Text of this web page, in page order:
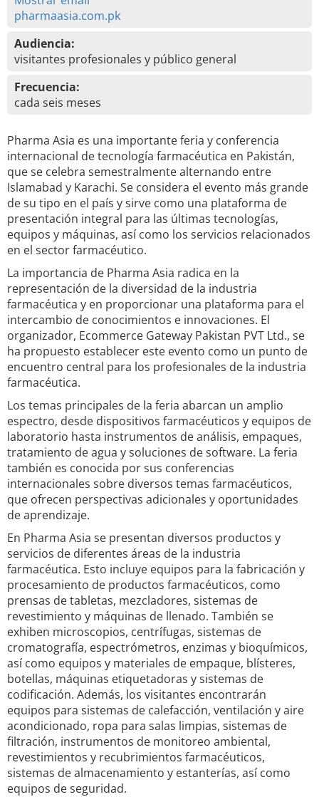
pharmaasia.com.pk
Audiencia:
visitantes profesionales y público general
Frecuencia:
cada seis meses
Pharma Asia es una importante feria y conferencia
internacional de tecnología farmacéutica en Pakistán,
que se celebra semestralmente alternando entre
Islamabad y Karachi. Se considera el evento más grande
de su tipo en el país y sirve como una plataforma de
presentación integral para las últimas tecnologías,
equipos y máquinas, así como los servicios relacionados
en el sector farmacéutico.
La importancia de Pharma Asia radica en la
representación de la diversidad de la industria
farmacéutica y en proporcionar una plataforma para el
intercambio de conocimientos e innovaciones. El
organizador, Ecommerce Gateway Pakistan PVT Ltd., se
ha propuesto establecer este evento como un punto de
encuentro central para los profesionales de la industria
farmacéutica.
Los temas principales de la feria abarcan un amplio
espectro, desde dispositivos farmacéuticos y equipos de
laboratorio hasta instrumentos de análisis, empaques,
tratamiento de agua y soluciones de software. La feria
también es conocida por sus conferencias
internacionales sobre diversos temas farmacéuticos,
que ofrecen perspectivas adicionales y oportunidades
de aprendizaje.
En Pharma Asia se presentan diversos productos y
servicios de diferentes áreas de la industria
farmacéutica. Esto incluye equipos para la fabricación y
procesamiento de productos farmacéuticos, como
prensas de tabletas, mezcladores, sistemas de
revestimiento y máquinas de llenado. También se
exhiben microscopios, centrífugas, sistemas de
cromatografía, espectrómetros, enzimas y bioquímicos,
así como equipos y materiales de empaque, blísteres,
botellas, máquinas etiquetadoras y sistemas de
codificación. Además, los visitantes encontrarán
equipos para sistemas de calefacción, ventilación y aire
acondicionado, ropa para salas limpias, sistemas de
filtración, instrumentos de monitoreo ambiental,
revestimientos y recubrimientos farmacéuticos,
sistemas de almacenamiento y estanterías, así como
equipos de seguridad.